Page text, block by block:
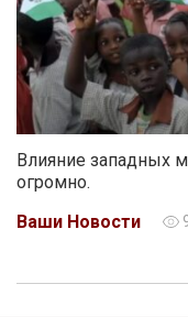
Влияние западных
огромно.
Ваши Новости